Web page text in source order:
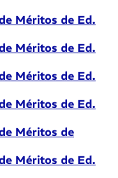
Méritos de Ed.
Méritos de Ed.
Méritos de Ed.
Méritos de Ed.
Méritos de
Méritos de Ed.